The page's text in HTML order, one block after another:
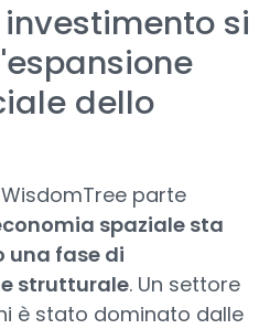
si
dello
parte
spaziale sta
fase di
strutturale. Un settore
è stato dominato dalle